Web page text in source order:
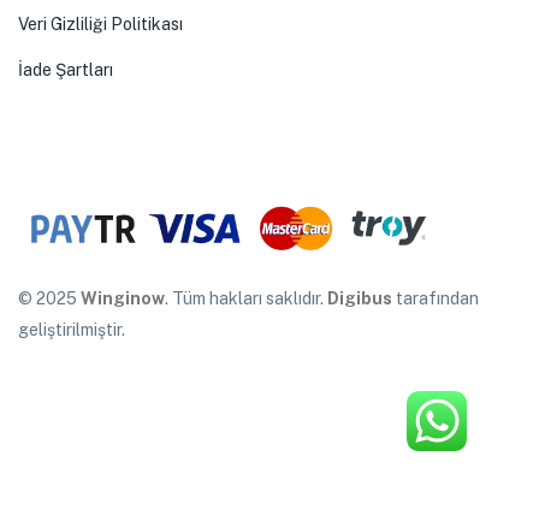
Veri Gizliliği Politikası
İade Şartları
© 2025 Winginow. Tüm hakları saklıdır. Digibus tarafından
geliştirilmiştir.